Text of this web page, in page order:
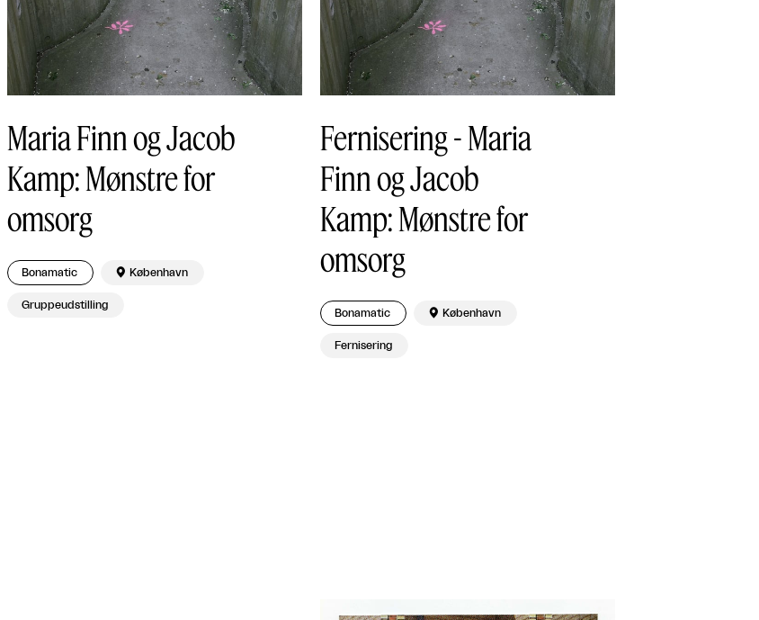
Maria Finn og Jacob
Kamp: Mønstre for
omsorg
Bonamatic  København
Gruppeudstilling
Fernisering - Maria
Finn og Jacob
Kamp: Mønstre for
omsorg
Bonamatic  København
Fernisering